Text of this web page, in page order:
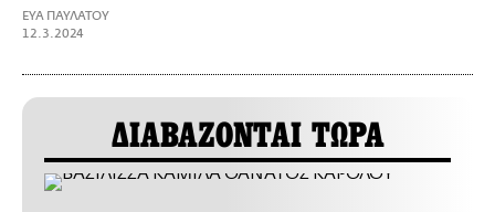
EΥΑ ΠΑΥΛΑΤΟΥ
12.3.2024
ΔΙΑΒΑΖΟΝΤΑΙ ΤΩΡΑ